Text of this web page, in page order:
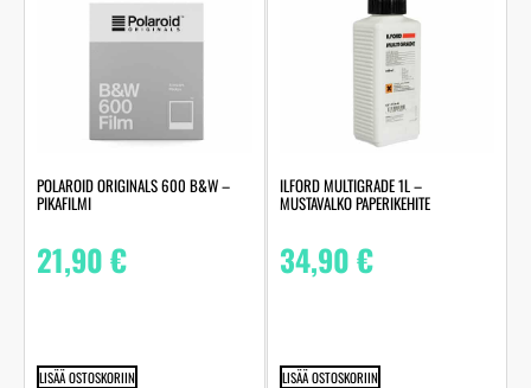
POLAROID ORIGINALS 600 B&W –
PIKAFILMI
21,90€
LISÄÄ OSTOSKORIIN
ILFORD MULTIGRADE 1L –
MUSTAVALKO PAPERIKEHITE
34,90€
LISÄÄ OSTOSKORIIN